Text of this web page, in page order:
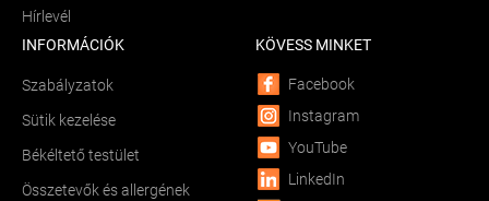
Hírlevél
INFORMÁCIÓK
Szabályzatok
Sütik kezelése
Békéltető testület
Összetevők és allergének
KÖVESS MINKET
Facebook
Instagram
YouTube
LinkedIn